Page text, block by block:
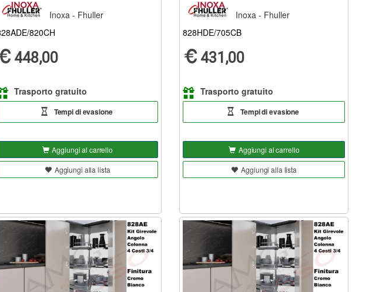
Inoxa - Fhuller
820CH
448,00
Trasporto gratuito
Tempi di evasione
Aggiungi al carrello
Aggiungi alla lista
Inoxa - Fhuller
828HDE/705CB
431,00
Trasporto gratuito
Tempi di evasione
Aggiungi al carrello
Aggiungi alla lista